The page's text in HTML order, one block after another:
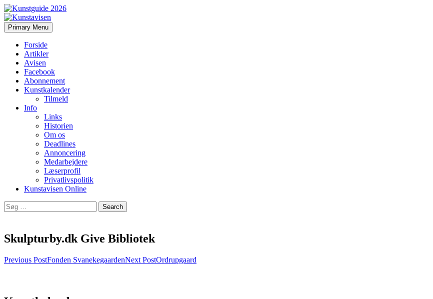
Kunstavisen
Search
Primary Menu Skip
to
Forside
Artikler
Avisen
Facebook
Abonnement
Kunstkalender
Tilmeld
Info
Links
Historien
Om os
Deadlines
Annoncering
Medarbejdere
Læserprofil
Privatlivspolitik
Kunstavisen Online
Search
for:
Skulpturby.dk Give Bibliotek
Post
Previous PostFonden SvanekegaardenNext PostOrdrupgaard